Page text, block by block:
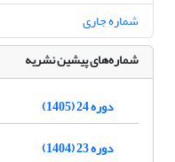
شماره جاری
شماره‌های پیشین نشریه
دوره 24 (1405)
دوره 23 (1404)